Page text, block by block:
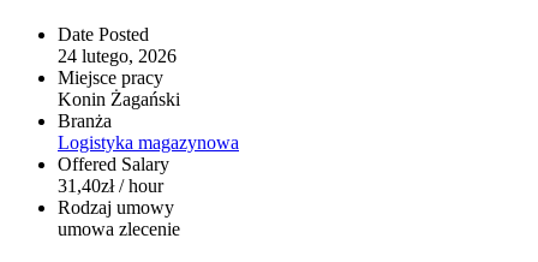
Date Posted
24 lutego, 2026
Miejsce pracy
Konin Żagański
Branża
Logistyka magazynowa
Offered Salary
31,40zł/ hour
Rodzaj umowy
umowa zlecenie